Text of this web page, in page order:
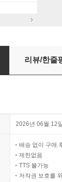
은 있다! (총11권
리뷰/한줄
2026년 06월 12일
배송 없이 구매
제한없음
TTS 불가능
저작권 보호를